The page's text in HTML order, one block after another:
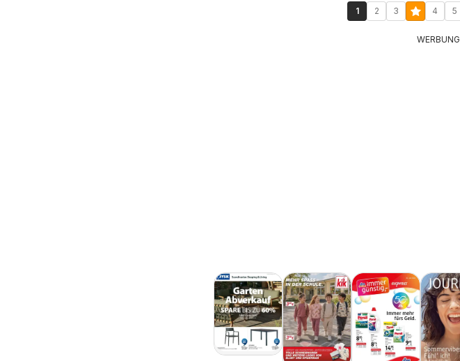
1 2 3 4 5
WERBUNG